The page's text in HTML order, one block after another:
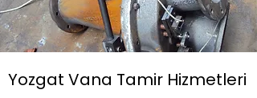
Yozgat Vana Tamir Hizmetleri